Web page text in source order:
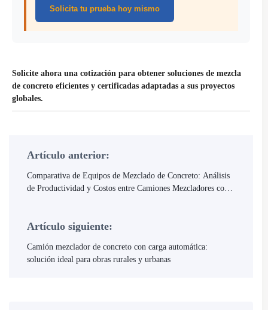
Solicita tu prueba hoy mismo
Solicite ahora una cotización para obtener soluciones de mezcla
de concreto eficientes y certificadas adaptadas a sus proyectos
globales.
Artículo anterior:
Comparativa de Equipos de Mezclado de Concreto: Análisis
de Productividad y Costos entre Camiones Mezcladores con
Artículo siguiente:
Camión mezclador de concreto con carga automática:
solución ideal para obras rurales y urbanas